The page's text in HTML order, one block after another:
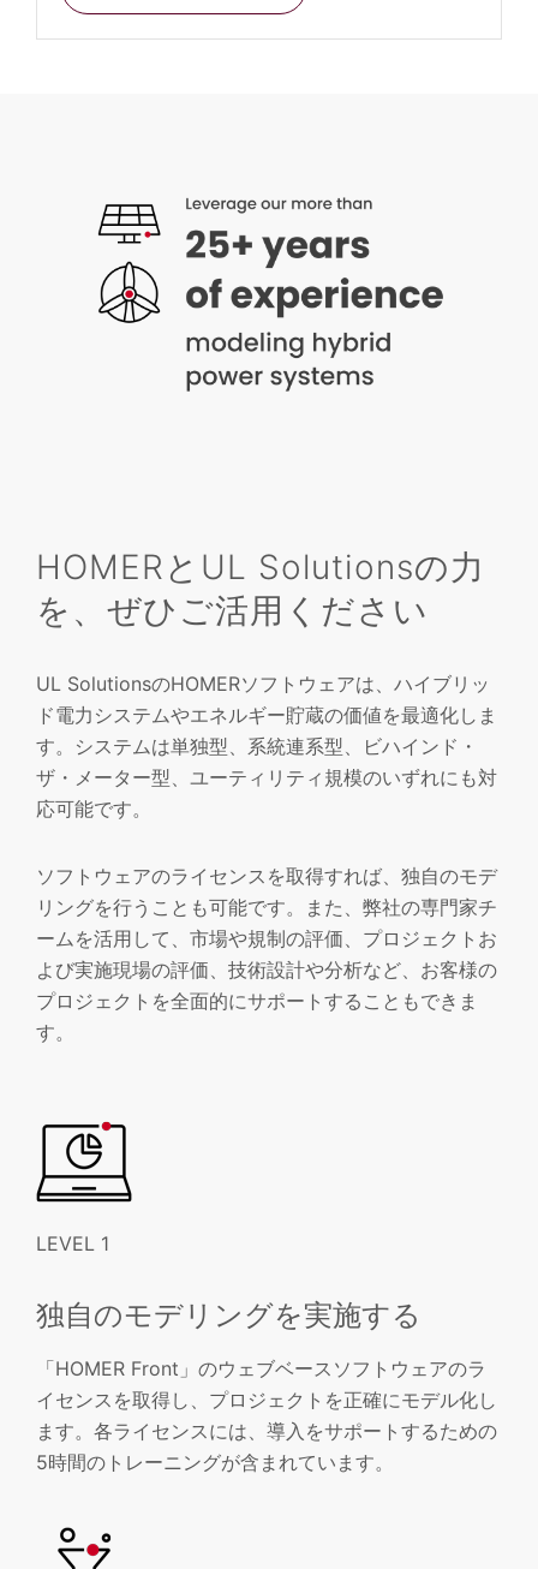
HOMERとUL Solutionsの力
を、ぜひご活用ください
UL SolutionsのHOMERソフトウェアは、ハイブリッ
ド電力システムやエネルギー貯蔵の価値を最適化しま
す。システムは単独型、系統連系型、ビハインド・
ザ・メーター型、ユーティリティ規模のいずれにも対
応可能です。
ソフトウェアのライセンスを取得すれば、独自のモデ
リングを行うことも可能です。また、弊社の専門家チ
ームを活用して、市場や規制の評価、プロジェクトお
よび実施現場の評価、技術設計や分析など、お客様の
プロジェクトを全面的にサポートすることもできま
す。
LEVEL 1
独自のモデリングを実施する
「HOMER Front」のウェブベースソフトウェアのラ
イセンスを取得し、プロジェクトを正確にモデル化し
ます。各ライセンスには、導入をサポートするための
5時間のトレーニングが含まれています。